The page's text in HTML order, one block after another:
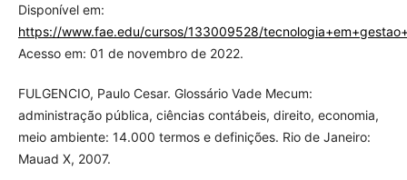
Disponível em:
https://www.fae.edu/cursos/133009528/
Acesso em: 01 de novembro de 2022.
FULGENCIO, Paulo Cesar. Glossário Vade Mecum:
administração pública, ciências contábeis, direito, economia,
meio ambiente: 14.000 termos e definições. Rio de Janeiro:
Mauad X, 2007.